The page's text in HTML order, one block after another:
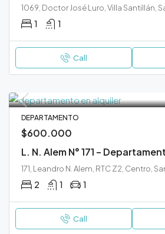
1 1
Call
DEPARTAMENTO
$600.000
L. N. Alem N° 171 –
2 1 1
Call